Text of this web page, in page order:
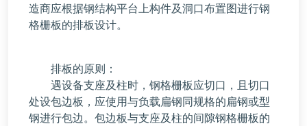
造商应根据钢结构平台上构件及洞口布置图进行钢
格栅板的排板设计。
排板的原则：
遇设备支座及柱时，钢格栅板应切口，且切口
处设包边板，应使用与负载扁钢同规格的扁钢或型
钢进行包边。包边板与支座及柱的间隙钢格栅板的